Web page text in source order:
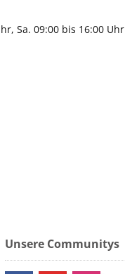
Sa. 09:00 bis 16:00 Uhr
Unsere Communitys